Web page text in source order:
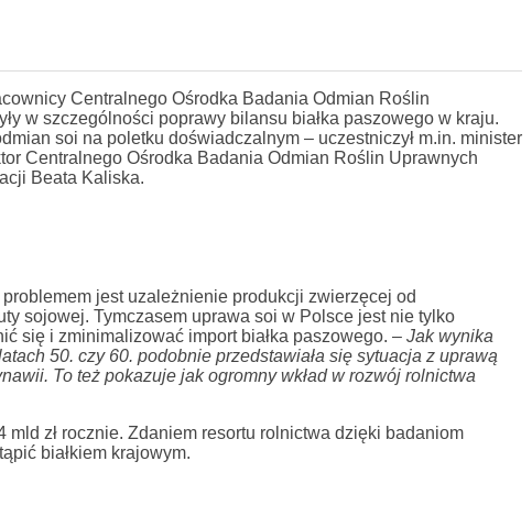
Centralnego Ośrodka Badania Odmian Roślin
w szczególności poprawy bilansu białka paszowego w kraju.
soi na poletku doświadczalnym – uczestniczył m.in. minister
Centralnego Ośrodka Badania Odmian Roślin Uprawnych
Beata Kaliska.
jest uzależnienie produkcji zwierzęcej od
sojowej. Tymczasem uprawa soi w Polsce jest nie tylko
się i zminimalizować import białka paszowego. – Jak wynika
50. czy 60. podobnie przedstawiała się sytuacja z uprawą
To też pokazuje jak ogromny wkład w rozwój rolnictwa
zł rocznie. Zdaniem resortu rolnictwa dzięki badaniom
białkiem krajowym.